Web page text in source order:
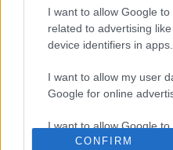
I want to allow Google
related to advertising
device identifiers in apps.
I want to allow my user
Google for online
I want to allow Google to
personalized advertising.
CONFIRM
A HALADÁS
A HALADÁS VSE AZ
Nem marad üres a stadion.
TAVALY NOVEMBER
SPORTKOMPLEXUM
DOLGOZIK FERENCZY